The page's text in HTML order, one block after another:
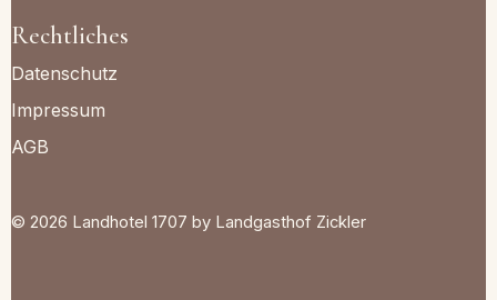
Rechtliches
Datenschutz
Impressum
AGB
© 2026 Landhotel 1707 by Landgasthof Zickler